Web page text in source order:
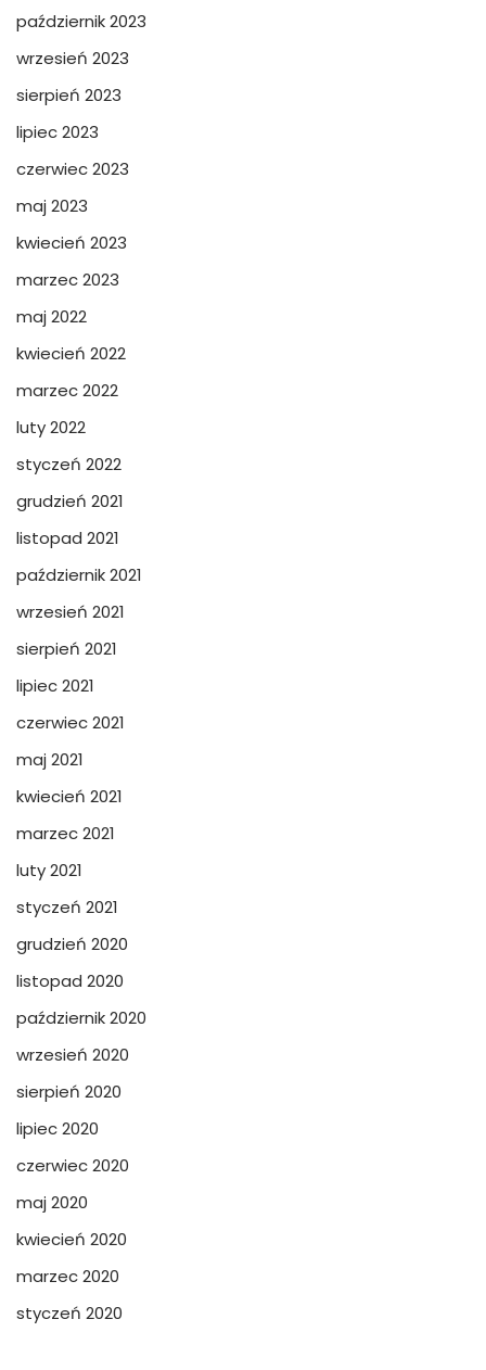
październik 2023
wrzesień 2023
sierpień 2023
lipiec 2023
czerwiec 2023
maj 2023
kwiecień 2023
marzec 2023
maj 2022
kwiecień 2022
marzec 2022
luty 2022
styczeń 2022
grudzień 2021
listopad 2021
październik 2021
wrzesień 2021
sierpień 2021
lipiec 2021
czerwiec 2021
maj 2021
kwiecień 2021
marzec 2021
luty 2021
styczeń 2021
grudzień 2020
listopad 2020
październik 2020
wrzesień 2020
sierpień 2020
lipiec 2020
czerwiec 2020
maj 2020
kwiecień 2020
marzec 2020
styczeń 2020